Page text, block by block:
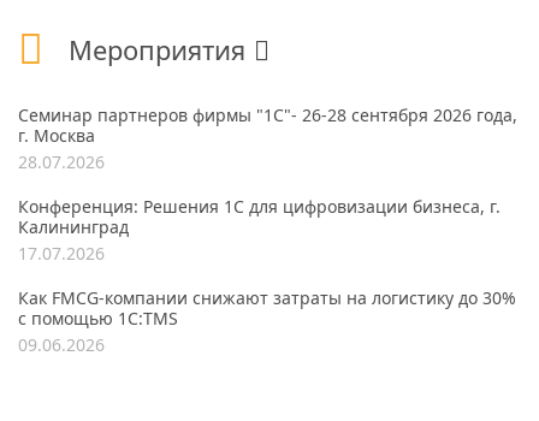
Мероприятия
Семинар партнеров фирмы "1С"- 26-28 сентября 2026 года,
г. Москва
28.07.2026
Конференция: Решения 1С для цифровизации бизнеса, г.
Калининград
17.07.2026
Как FMCG-компании снижают затраты на логистику до 30%
с помощью 1С:TMS
09.06.2026